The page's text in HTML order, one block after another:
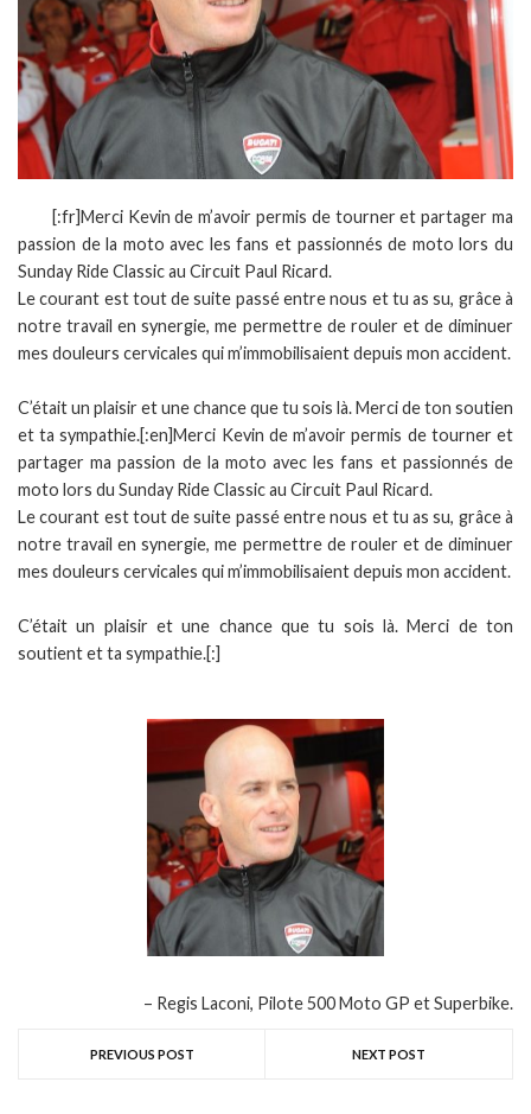
[:fr]Merci Kevin de m’avoir permis de tourner et partager ma
passion de la moto avec les fans et passionnés de moto lors du
Sunday Ride Classic au Circuit Paul Ricard.
Le courant est tout de suite passé entre nous et tu as su, grâce à
notre travail en synergie, me permettre de rouler et de diminuer
mes douleurs cervicales qui m’immobilisaient depuis mon accident.
C’était un plaisir et une chance que tu sois là. Merci de ton soutien
et ta sympathie.[:en]Merci Kevin de m’avoir permis de tourner et
partager ma passion de la moto avec les fans et passionnés de
moto lors du Sunday Ride Classic au Circuit Paul Ricard.
Le courant est tout de suite passé entre nous et tu as su, grâce à
notre travail en synergie, me permettre de rouler et de diminuer
mes douleurs cervicales qui m’immobilisaient depuis mon accident.
C’était un plaisir et une chance que tu sois là. Merci de ton
soutient et ta sympathie.[:]
Regis Laconi, Pilote 500 Moto GP et Superbike.
PREVIOUS POST NEXT POST